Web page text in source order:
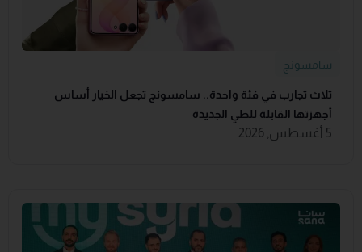
سامسونج
ثلاث تجارب في فئة واحدة.. سامسونج تجعل الخيار أساس
أجهزتها القابلة للطي الجديدة
5 أغسطس, 2026